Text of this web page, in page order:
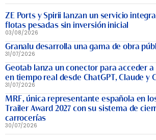
ZE Ports y Spirii lanzan un servicio
flotas pesadas sin inversión inicial
03/08/2026
Granalu desarrolla una gama de obra
31/07/2026
Geotab lanza un conector para acceder
en tiempo real desde ChatGPT, Claude y
31/07/2026
MRF, única representante española en
Trailer Award 2027 con su sistema de
carrocerías
30/07/2026